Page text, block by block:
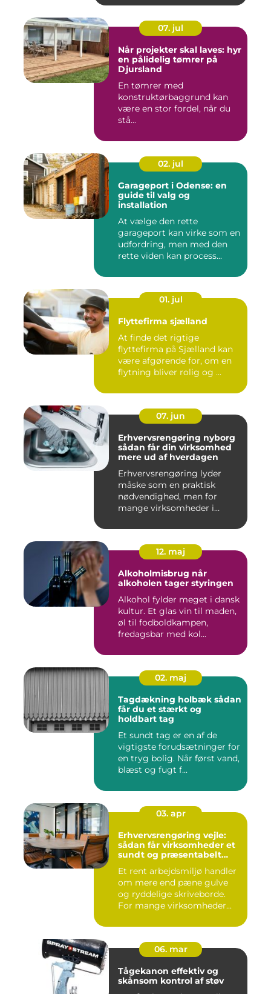
07. jul
Når projekter skal laves: hyr
en pålidelig tømrer på
Djursland
En tømrer med
konstruktørbaggrund kan
være en stor fordel, når du
stå...
02. jul
Garageport i Odense: en
guide til valg og
installation
At vælge den rette
garageport kan virke som en
udfordring, men med den
rette viden kan process...
01. jul
Flyttefirma sjælland
At finde det rigtige
flyttefirma på Sjælland kan
være afgørende for, om en
flytning bliver rolig og ...
07. jun
Erhvervsrengøring nyborg
sådan får din virksomhed
mere ud af hverdagen
Erhvervsrengøring lyder
måske som en praktisk
nødvendighed, men for
mange virksomheder i
12. maj
Alkoholmisbrug når
alkoholen tager styringen
Alkohol fylder meget i dansk
kultur. Et glas vin til maden,
øl til fodboldkampen,
fredagsbar med kol...
02. maj
Tagdækning holbæk sådan
får du et stærkt og
holdbart tag
Et sundt tag er en af de
vigtigste forudsætninger for
en tryg bolig. Når først vand,
blæst og fugt f...
03. apr
Erhvervsrengøring vejle:
sådan får virksomheder et
sundt og præsentabelt
Et rent arbejdsmiljø handler
om mere end pæne gulve
og ryddelige skriveborde.
For mange virksomheder...
06. mar
Tågekanon effektiv og
skånsom kontrol af støv